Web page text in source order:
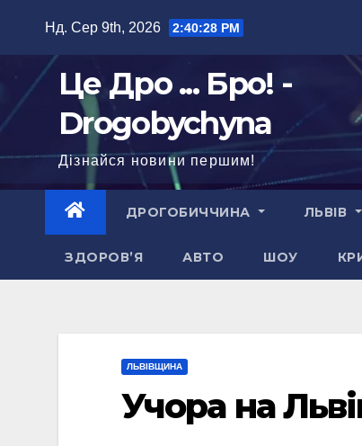
Нд. Сер 9th, 2026 2:40:29 PM
Це Дро ... Бро! -
Drogobychyna
Дізнайся новини першим!
ДРОГОБИЧЧИНА ЛЬВІВ
ЗДОРОВ’Я АВТО ШОУ
ЛЬВІВЩИНА
Учора на